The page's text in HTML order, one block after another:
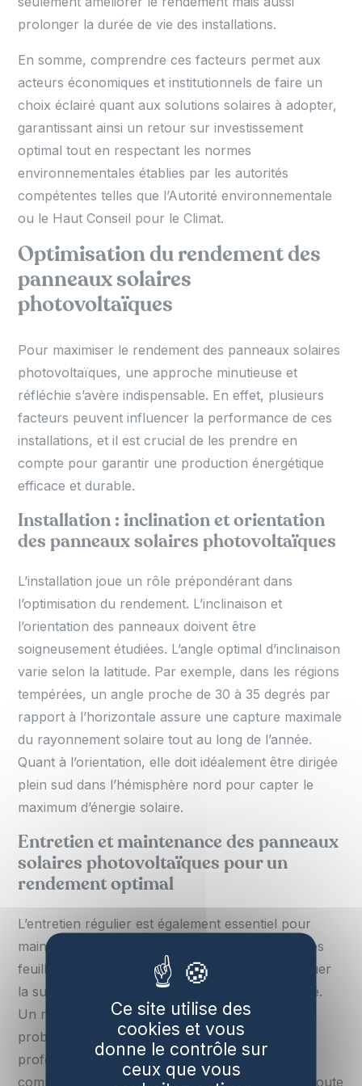
prolonger la durée de vie des installations.
En somme, comprendre ces facteurs permet aux
acteurs économiques et institutionnels de faire un
choix éclairé quant aux solutions solaires à adopter,
garantissant ainsi un retour sur investissement
optimal tout en respectant les normes
environnementales établies par les autorités
compétentes telles que l’Autorité environnementale
ou le Haut Conseil pour le Climat.
Optimisation du rendement des
panneaux solaires
photovoltaïques
Pour maximiser le rendement des panneaux solaires
photovoltaïques, une approche minutieuse et
réfléchie s’avère indispensable. En effet, plusieurs
facteurs peuvent influencer la performance de ces
installations, et il est crucial de les prendre en
compte pour garantir une production énergétique
efficace et durable.
Installation : inclination et orientation
des panneaux solaires photovoltaïques
L’installation joue un rôle prépondérant dans
l’optimisation du rendement. L’inclinaison et
l’orientation des panneaux doivent être
soigneusement étudiées. L’angle optimal d’inclinaison
varie selon la latitude. Par exemple, dans les régions
tempérées, un angle proche de 30 à 35 degrés par
rapport à l’horizontale assure une capture maximale
du rayonnement solaire tout au long de l’année.
Quant à l’orientation, elle doit idéalement être dirigée
plein sud dans l’hémisphère nord pour capter le
maximum d’énergie solaire.
Entretien et maintenance des panneaux
solaires photovoltaïques pour un
rendement optimal
L’entretien régulier est également essentiel pour
maintenir un rendement optimal. La poussière, les
feuilles mortes ou même la neige peuvent obstruer
la surface des panneaux et réduire leur efficacité.
Un nettoyage périodique permet de pallier ce
problème. De plus, un contrôle régulier par des
professionnels certifiés garantit que chaque
composant fonctionne correctement et détecte toute
Ce site utilise des
cookies et vous
donne le contrôle sur
ceux que vous